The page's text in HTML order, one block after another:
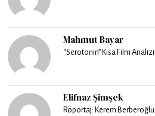
Mahmut Bayar
“Serotonin” Kısa Film Analizi
Elifnaz Şimşek
Röportaj: Kerem Berberoğlu